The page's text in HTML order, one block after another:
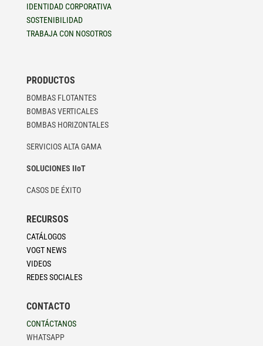
IDENTIDAD CORPORATIVA
SOSTENIBILIDAD
TRABAJA CON NOSOTROS
PRODUCTOS
BOMBAS FLOTANTES
BOMBAS VERTICALES
BOMBAS HORIZONTALES
SERVICIOS ALTA GAMA
SOLUCIONES IIoT
CASOS DE ÉXITO
RECURSOS
CATÁLOGOS
VOGT NEWS
VIDEOS
REDES SOCIALES
CONTACTO
CONTÁCTANOS
WHATSAPP